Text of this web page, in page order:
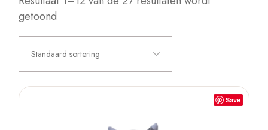
getoond
Standaard sortering
Save